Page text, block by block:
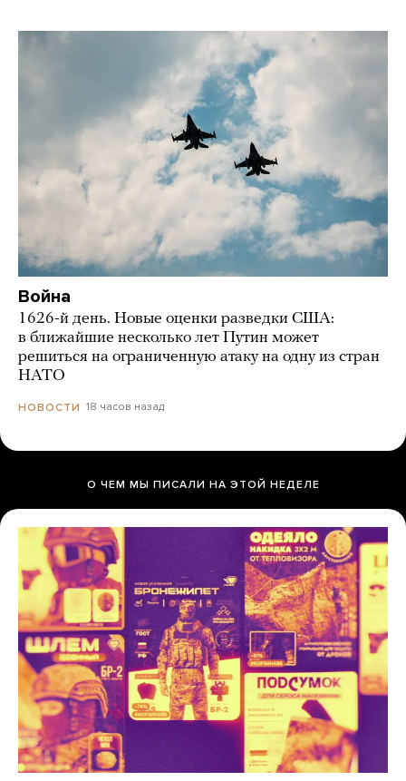
Война
1626-й день. Новые оценки разведки США:
в ближайшие несколько лет Путин может
решиться на ограниченную атаку на одну из стран
НАТО
НОВОСТИ 18 часов назад
О ЧЕМ МЫ ПИСАЛИ НА ЭТОЙ НЕДЕЛЕ